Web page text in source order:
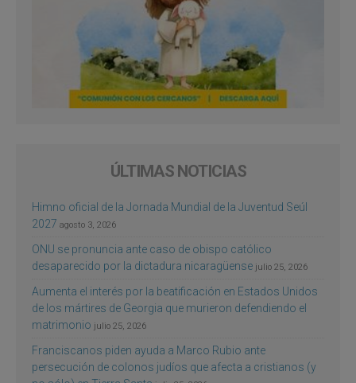
ÚLTIMAS NOTICIAS
Himno oficial de la Jornada Mundial de la Juventud Seúl
2027 agosto 3, 2026
ONU se pronuncia ante caso de obispo católico
desaparecido por la dictadura nicaragüense julio 25, 2026
Aumenta el interés por la beatificación en Estados Unidos
de los mártires de Georgia que murieron defendiendo el
matrimonio julio 25, 2026
Franciscanos piden ayuda a Marco Rubio ante
persecución de colonos judíos que afecta a cristianos (y